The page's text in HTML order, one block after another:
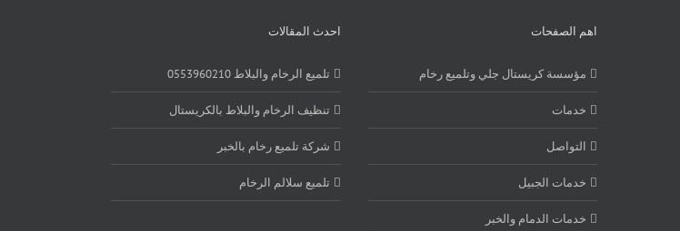
اهم الصفحات
مؤسسة كريستال جلي وتلميع رخام
خدمات
التواصل
خدمات الجبيل
خدمات الدمام والخبر
احدث المقالات
تلميع الرخام والبلاط 0553960210
تنظيف الرخام والبلاط بالكريستال
شركة تلميع رخام بالخبر
تلميع سلالم الرخام